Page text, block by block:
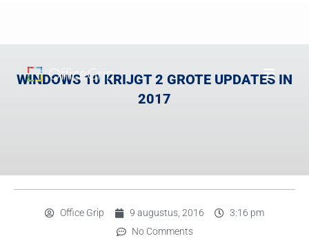
WINDOWS 10 KRIJGT 2 GROTE UPDATES IN
2017
Office Grip 9 augustus, 2016
3:16 pm
No Comments